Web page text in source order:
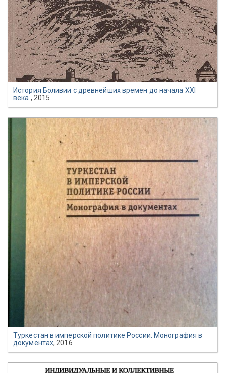
История Боливии с древнейших времен до начала XXI
века , 2015
Туркестан в имперской политике России. Монография в
документах, 2016